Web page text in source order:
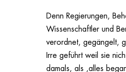
Denn Regierungen,
Wissenschaftler und
verordnet, gegängelt,
Irre geführt weil sie
damals, als ‚alles